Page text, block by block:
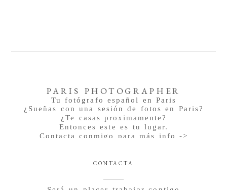
Tu fotógrafo español en Paris
¿Sueñas con una sesión de fotos en Paris?
¿Te casas proximamente?
Entonces este es tu lugar.
Contacta conmigo para más info ->
PARIS PHOTOGRAPHER
CONTACTA